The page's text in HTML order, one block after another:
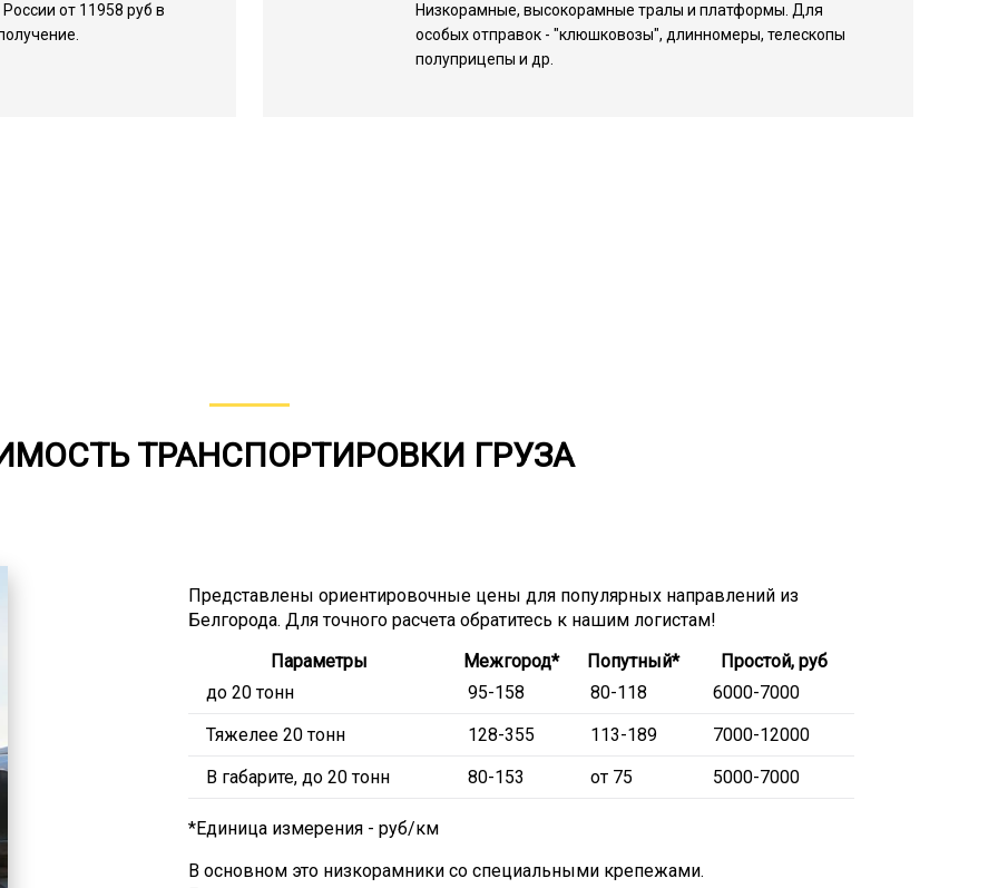
от 11958 руб в
Низкорамные, высокорамные тралы и платформы. Для
особых отправок - "клюшковозы", длинномеры, телескопы
полуприцепы и др.
ТРАНСПОРТИРОВКИ ГРУЗА
Представлены ориентировочные цены для популярных направлений из
Белгорода. Для точного расчета обратитесь к нашим логистам!
Параметры
Межгород* Попутный*
Простой, руб
до 20 тонн
95-158 80-118
6000-7000
Тяжелее 20 тонн
128-355 113-189
7000-12000
В габарите, до 20 тонн
80-153 от 75 5000-7000
*Единица измерения - руб/км
В основном это низкорамники со специальными крепежами.